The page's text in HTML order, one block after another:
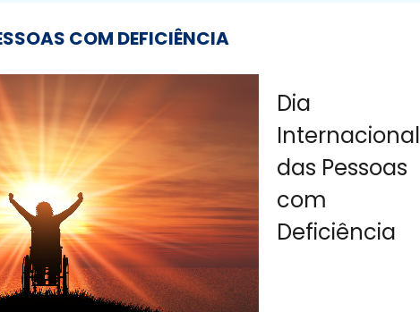
COM DEFICIÊNCIA
Dia
Internacional
das Pessoas
com
Deficiência